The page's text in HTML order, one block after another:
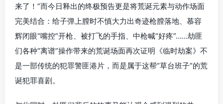
来了！”而今日释出的终极预告更是将荒诞元素与动作场面
完美结合：给子弹上膛时不慎大力出奇迹枪膛落地、慕容
辉闭眼“嘴控”开枪、被打飞的手指、中枪喊“好疼”……劫匪
们各种“离谱”操作带来的荒诞场面再次证明《临时劫案》不
是一部传统的犯罪警匪港片，而是属于这帮“草台班子”的荒
诞犯罪喜剧。